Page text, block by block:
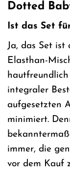
Dotted
Ist das Set
Ja, das Set ist
Elasthan-
integraler
aufgesetzten
minimiert.
immer, die
vor dem Kauf